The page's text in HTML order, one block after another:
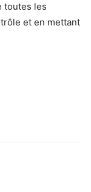
toutes les
et en mettant